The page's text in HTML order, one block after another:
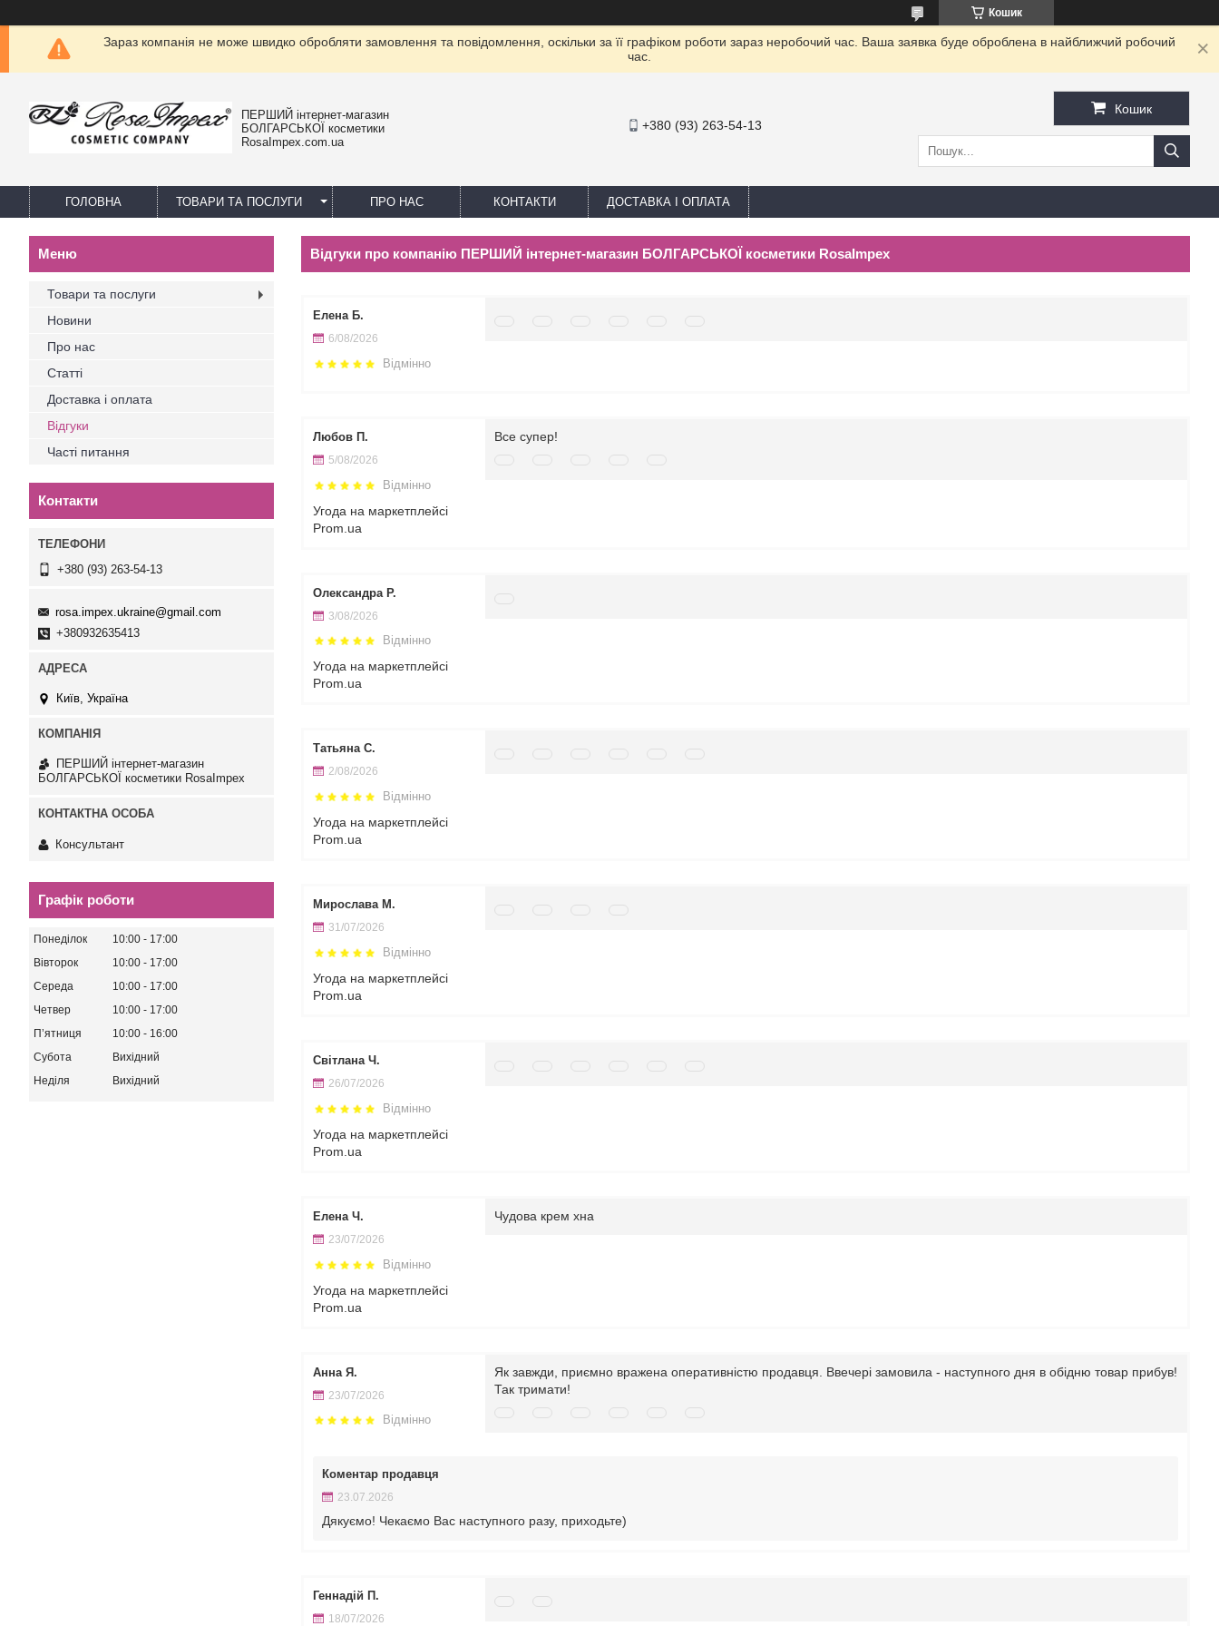
Кошик
Зараз компанія не може швидко обробляти замовлення та повідомлення, оскільки за її графіком роботи зараз неробочий час. Ваша заявка буде оброблена в найближчий робочий
час.
ПЕРШИЙ інтернет-магазин
БОЛГАРСЬКОЇ косметики
RosaImpex.com.ua
+380 (93) 263-54-13
Кошик
ГОЛОВНА ТОВАРИ ТА ПОСЛУГИ ПРО НАС КОНТАКТИ ДОСТАВКА І ОПЛАТА
Відгуки про компанію ПЕРШИЙ інтернет-магазин БОЛГАРСЬКОЇ косметики RosaImpex
Елена Б.
6/08/2026
Відмінно
Любов П.
5/08/2026
Відмінно
Угода на маркетплейсі
Prom.ua
Все супер!
Олександра Р.
3/08/2026
Відмінно
Угода на маркетплейсі
Prom.ua
Татьяна С.
2/08/2026
Відмінно
Угода на маркетплейсі
Prom.ua
Мирослава М.
31/07/2026
Відмінно
Угода на маркетплейсі
Prom.ua
Світлана Ч.
26/07/2026
Відмінно
Угода на маркетплейсі
Prom.ua
Елена Ч.
23/07/2026
Відмінно
Угода на маркетплейсі
Prom.ua
Чудова крем хна
Анна Я.
23/07/2026
Відмінно
Як завжди, приємно вражена оперативністю продавця. Ввечері замовила - наступного дня в обідню товар прибув!
Так тримати!
Коментар продавця
23.07.2026
Дякуємо! Чекаємо Вас наступного разу, приходьте)
Геннадій П.
18/07/2026
Товари та послуги
Новини
Про нас
Статті
Доставка і оплата
Відгуки
Часті питання
Контакти
+380 (93) 263-54-13
rosa.impex.ukraine@gmail.com
+380932635413
Київ, Україна
ПЕРШИЙ інтернет-магазин
БОЛГАРСЬКОЇ косметики RosaImpex
Консультант
Графік роботи
Понеділок 10:00
17:00
Вівторок
10:00
17:00
Середа
10:00
17:00
Четвер
10:00
17:00
Пʼятниця
10:00
16:00
Субота
Вихідний
Неділя
Вихідний